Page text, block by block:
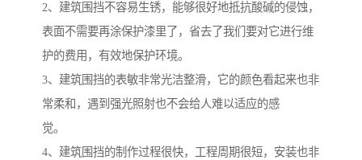
2、建筑围挡不容易生锈，能够很好地抵抗酸碱的侵蚀，
表面不需要再涂保护漆里了，省去了我们要对它进行维
护的费用，有效地保护环境。
3、建筑围挡的表敏非常光洁整滑，它的颜色看起来也非
常柔和，遇到强光照射也不会给人难以适应的感
觉。
4、建筑围挡的制作过程很快，工程周期很短，安装也非